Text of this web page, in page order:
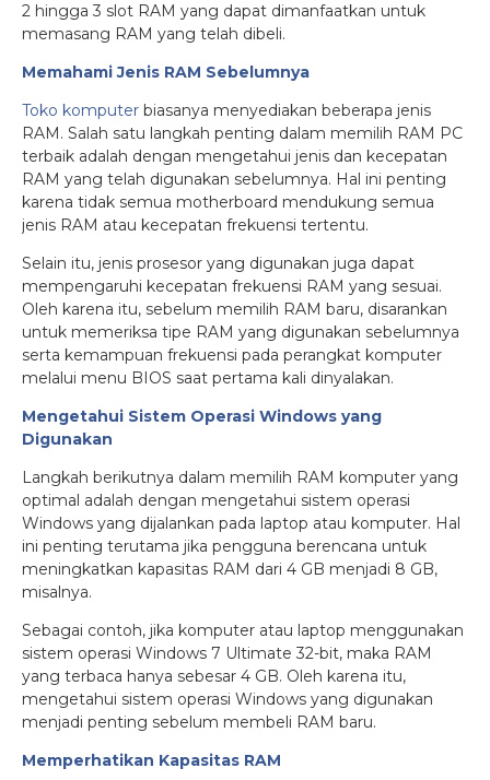
2 hingga 3 slot RAM yang dapat dimanfaatkan untuk
memasang RAM yang telah dibeli.
Memahami Jenis RAM Sebelumnya
Toko komputer biasanya menyediakan beberapa jenis
RAM. Salah satu langkah penting dalam memilih RAM PC
terbaik adalah dengan mengetahui jenis dan kecepatan
RAM yang telah digunakan sebelumnya. Hal ini penting
karena tidak semua motherboard mendukung semua
jenis RAM atau kecepatan frekuensi tertentu.
Selain itu, jenis prosesor yang digunakan juga dapat
mempengaruhi kecepatan frekuensi RAM yang sesuai.
Oleh karena itu, sebelum memilih RAM baru, disarankan
untuk memeriksa tipe RAM yang digunakan sebelumnya
serta kemampuan frekuensi pada perangkat komputer
melalui menu BIOS saat pertama kali dinyalakan.
Mengetahui Sistem Operasi Windows yang
Digunakan
Langkah berikutnya dalam memilih RAM komputer yang
optimal adalah dengan mengetahui sistem operasi
Windows yang dijalankan pada laptop atau komputer. Hal
ini penting terutama jika pengguna berencana untuk
meningkatkan kapasitas RAM dari 4 GB menjadi 8 GB,
misalnya.
Sebagai contoh, jika komputer atau laptop menggunakan
sistem operasi Windows 7 Ultimate 32-bit, maka RAM
yang terbaca hanya sebesar 4 GB. Oleh karena itu,
mengetahui sistem operasi Windows yang digunakan
menjadi penting sebelum membeli RAM baru.
Memperhatikan Kapasitas RAM